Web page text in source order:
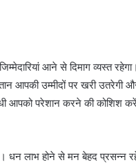
आने से दिमाग व्यस्त रहेगा।
आपकी उम्मीदों पर खरी उतरेगी
आपको परेशान करने की कोशिश
लाभ होने से मन बेहद प्रसन्न